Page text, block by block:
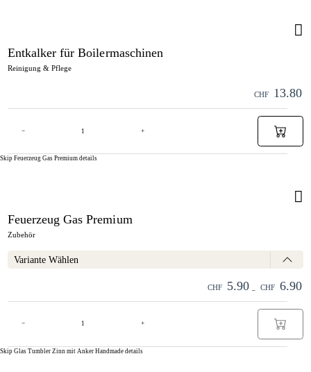
Entkalker für Boilermaschinen
Reinigung & Pflege
CHF 13.80
− +
Skip Feuerzeug Gas Premium details
Feuerzeug Gas Premium
Zubehör
Variante Wählen
CHF 5.90 – CHF 6.90
− +
Skip Glas Tumbler Zinn mit Anker Handmade details